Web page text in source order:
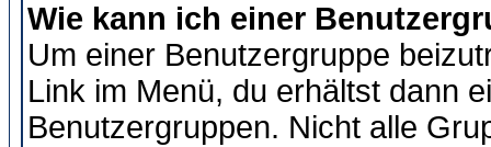
Wie kann ich einer
Um einer Benutzergruppe
Link im Menü, du erhältst dann
Benutzergruppen. Nicht alle